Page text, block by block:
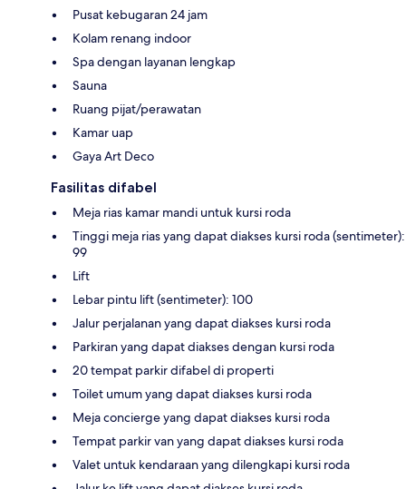
Pusat kebugaran 24 jam
Kolam renang indoor
Spa dengan layanan lengkap
Sauna
Ruang pijat/perawatan
Kamar uap
Gaya Art Deco
Fasilitas difabel
Meja rias kamar mandi untuk kursi roda
Tinggi meja rias yang dapat diakses kursi roda (sentimeter):
99
Lift
Lebar pintu lift (sentimeter): 100
Jalur perjalanan yang dapat diakses kursi roda
Parkiran yang dapat diakses dengan kursi roda
20 tempat parkir difabel di properti
Toilet umum yang dapat diakses kursi roda
Meja concierge yang dapat diakses kursi roda
Tempat parkir van yang dapat diakses kursi roda
Valet untuk kendaraan yang dilengkapi kursi roda